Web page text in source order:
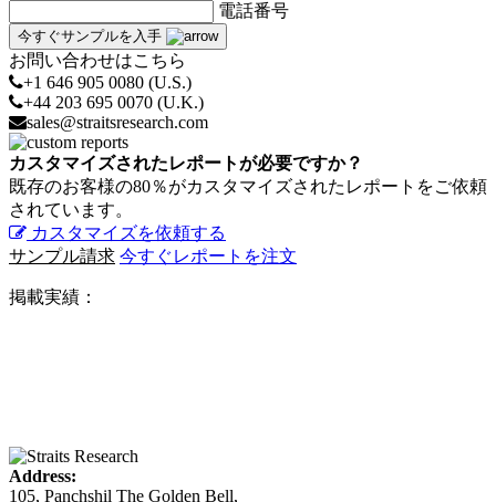
電話番号
今すぐサンプルを入手
お問い合わせはこちら
+1 646 905 0080 (U.S.)
+44 203 695 0070 (U.K.)
sales@straitsresearch.com
カスタマイズされたレポートが必要ですか？
既存のお客様の80％がカスタマイズされたレポートをご依頼
されています。
カスタマイズを依頼する
サンプル請求 今すぐレポートを注文
掲載実績：
Address:
105, Panchshil The Golden Bell,